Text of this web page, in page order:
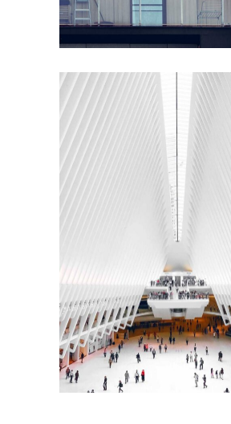
Sea Buildings